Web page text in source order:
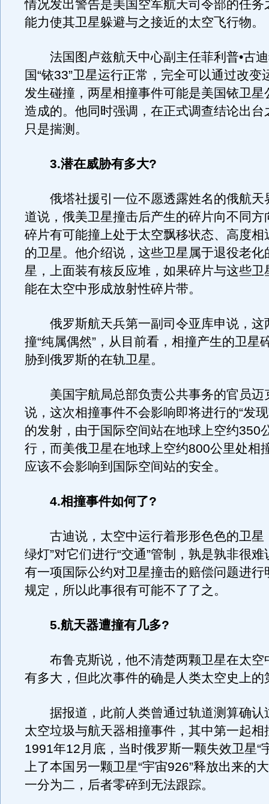
情况发出警告是美国空军航天司令部的任务
能力使其卫星躲避与之接近的太空飞行物。
法国图卢兹航天中心副主任菲利普•古
国“铱33”卫星运行正常，完全可以通过改变
发生碰撞，两星相撞事件可能是美国铱卫星
造成的。他同时强调，在正式调查结论出台
只是揣测。
3.潜在威胁有多大?
俄塔社援引一位不愿透露姓名的俄航天
道说，俄美卫星撞击后产生的碎片向不同方
碎片有可能撞上处于太空飘移状态、高度相
的卫星。他介绍说，这些卫星属于退役老化
星，上面装有核反应堆，如果碎片与这些卫
能在太空中形成放射性碎片带。
俄罗斯航天兵第一副司令亚库申说，这
撞“纯属偶然”，从目前看，相撞产生的卫星
胁到俄罗斯的在轨卫星。
美国宇航局总部负责公共事务的官员迈
说，这次相撞事件不会影响即将进行的“发
的发射，由于国际空间站在地球上空约350
行，而美俄卫星在地球上空约800公里处相
应该不会影响到国际空间站的安全。
4.相撞事件如何了?
古迪说，太空中运行着形形色色的卫星
绿灯”对它们进行“交通”管制，孰是孰非很
有一项国际公约对卫星撞击的赔偿问题进行
规定，所以此事很有可能不了了之。
5.航天器遭撞有几多?
布鲁克斯说，他不清楚两颗卫星在太空
有多大，但此次事件的确是人类太空史上的
据报道，此前人类曾通过轨道测算确认
太空垃圾与航天器相撞事件，其中第一起相
1991年12月底，当时俄罗斯一颗失效卫星“
上了本国另一颗卫星“宇宙926”释放出来的
一分为二，后者零碎到无法跟踪。